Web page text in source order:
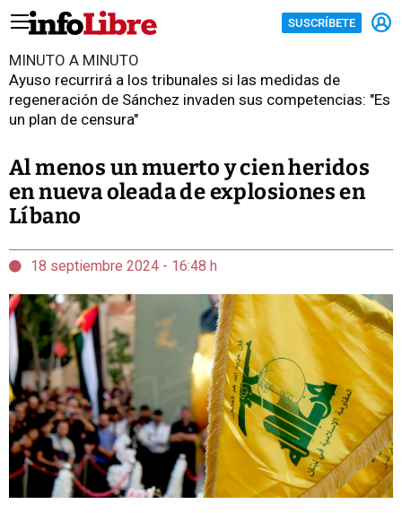
SUSCRÍBETE
MINUTO A MINUTO
Ayuso recurrirá a los tribunales si las medidas de
regeneración de Sánchez invaden sus competencias: "Es
un plan de censura"
Al menos un muerto y cien heridos
en nueva oleada de explosiones en
Líbano
18 septiembre 2024 - 16:48 h